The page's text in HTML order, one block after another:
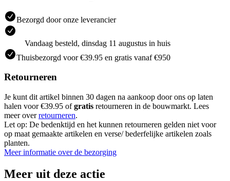
Bezorgd door onze leverancier
Vandaag besteld, dinsdag 11 augustus in huis
Thuisbezorgd voor €39.95 en gratis vanaf €950
Retourneren
Je kunt dit artikel binnen 30 dagen na aankoop door ons op laten
halen voor €39.95 ofgratis retourneren in de bouwmarkt. Lees
meer overretourneren.
Let op: De bedenktijd en het kunnen retourneren gelden niet voor
op maat gemaakte artikelen en verse/ bederfelijke artikelen zoals
planten.
Meer informatie over de bezorging
Meer uit deze actie